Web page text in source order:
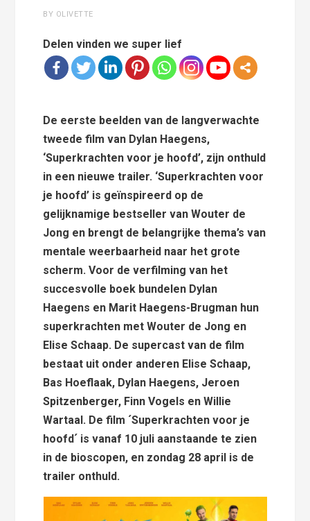
BY OLIVETTE
Delen vinden we super lief
De eerste beelden van de langverwachte
tweede film van Dylan Haegens,
‘Superkrachten voor je hoofd’, zijn onthuld
in een nieuwe trailer. ‘Superkrachten voor
je hoofd’ is geïnspireerd op de
gelijknamige bestseller van Wouter de
Jong en brengt de belangrijke thema’s van
mentale weerbaarheid naar het grote
scherm. Voor de verfilming van het
succesvolle boek bundelen Dylan
Haegens en Marit Haegens-Brugman hun
superkrachten met Wouter de Jong en
Elise Schaap. De supercast van de film
bestaat uit onder anderen Elise Schaap,
Bas Hoeflaak, Dylan Haegens, Jeroen
Spitzenberger, Finn Vogels en Willie
Wartaal. De film ´Superkrachten voor je
hoofd´ is vanaf 10 juli aanstaande te zien
in de bioscopen, en zondag 28 april is de
trailer onthuld.